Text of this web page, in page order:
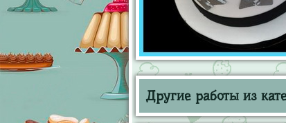
Другие работы из